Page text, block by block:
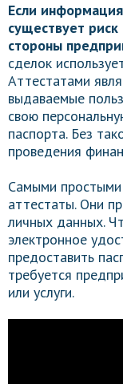
Если
существует
стороны
сделок
Аттестатами
выдаваемые
свою
паспорта. Без
проведения
Самыми
аттестаты. Они
личных данных.
электронное
предоставить
требуется
или услуги.